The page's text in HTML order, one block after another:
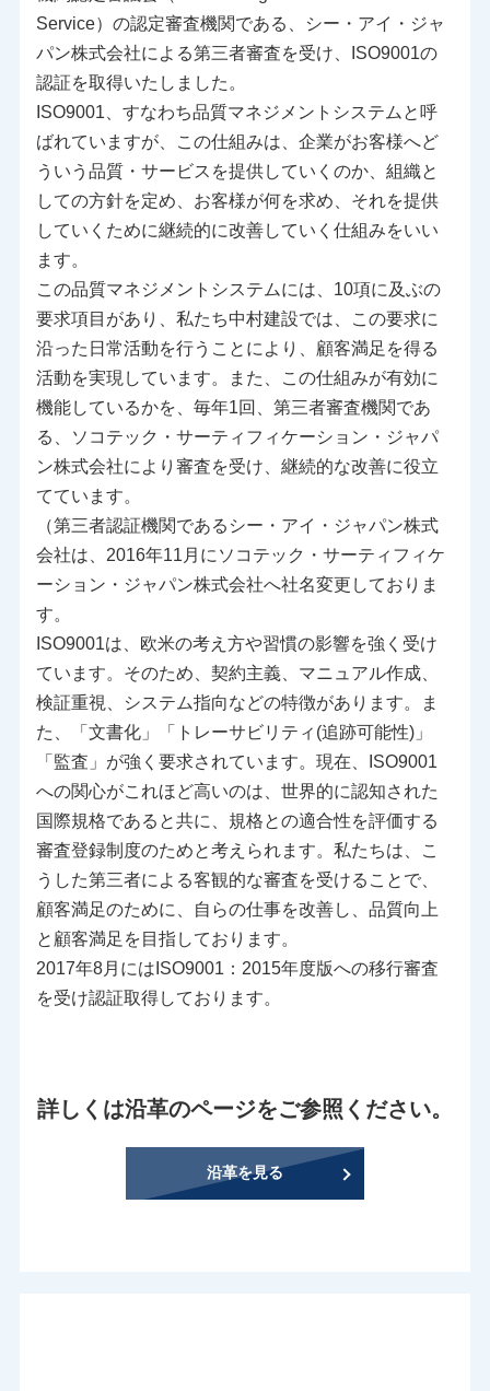
Service）の認定審査機関である、シー・アイ・ジャ
パン株式会社による第三者審査を受け、ISO9001の
認証を取得いたしました。
ISO9001、すなわち品質マネジメントシステムと呼
ばれていますが、この仕組みは、企業がお客様へど
ういう品質・サービスを提供していくのか、組織と
しての方針を定め、お客様が何を求め、それを提供
していくために継続的に改善していく仕組みをいい
ます。
この品質マネジメントシステムには、10項に及ぶの
要求項目があり、私たち中村建設では、この要求に
沿った日常活動を行うことにより、顧客満足を得る
活動を実現しています。また、この仕組みが有効に
機能しているかを、毎年1回、第三者審査機関であ
る、ソコテック・サーティフィケーション・ジャパ
ン株式会社により審査を受け、継続的な改善に役立
てています。
（第三者認証機関であるシー・アイ・ジャパン株式
会社は、2016年11月にソコテック・サーティフィケ
ーション・ジャパン株式会社へ社名変更しておりま
す。
ISO9001は、欧米の考え方や習慣の影響を強く受け
ています。そのため、契約主義、マニュアル作成、
検証重視、システム指向などの特徴があります。ま
た、「文書化」「トレーサビリティ(追跡可能性)」
「監査」が強く要求されています。現在、ISO9001
への関心がこれほど高いのは、世界的に認知された
国際規格であると共に、規格との適合性を評価する
審査登録制度のためと考えられます。私たちは、こ
うした第三者による客観的な審査を受けることで、
顧客満足のために、自らの仕事を改善し、品質向上
と顧客満足を目指しております。
2017年8月にはISO9001：2015年度版への移行審査
を受け認証取得しております。
詳しくは沿革のページをご参照ください。
沿革を見る